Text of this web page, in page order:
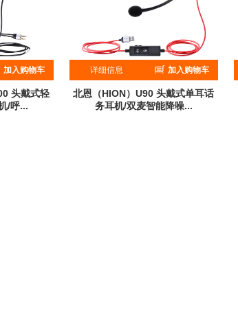
加入购物车
头戴式轻
/呼...
详细信息 加入购物车
北恩（HION）U90 头戴式单耳话
务耳机/双麦智能降噪...